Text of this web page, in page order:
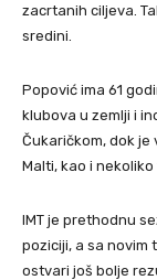
zacrtanih ciljeva.
sredini.
Popović ima 61
klubova u zemlji i
Čukaričkom, dok je
Malti, kao i
IMT je prethodnu
poziciji, a sa novim
ostvari još bolje